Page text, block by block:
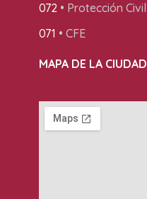
072• Protección Civil
071 • CFE
MAPA DE LA CIUDAD